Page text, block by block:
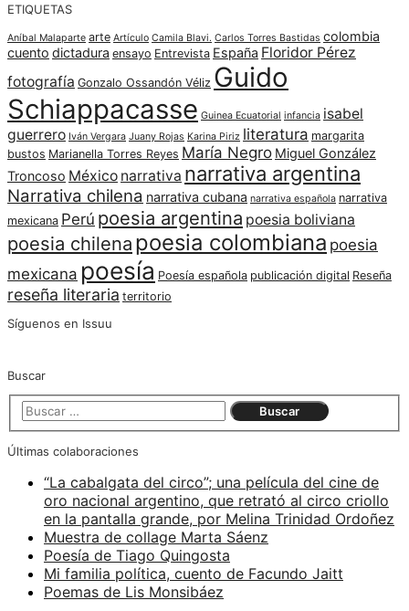
ETIQUETAS
Aníbal Malaparte arte Artículo Camila Blavi. Carlos Torres Bastidas colombia
cuento dictadura ensayo Entrevista España Floridor Pérez
fotografía Gonzalo Ossandón Véliz Guido
Schiappacasse Guinea Ecuatorial infancia isabel
guerrero Iván Vergara Juany Rojas Karina Piriz literatura margarita
bustos Marianella Torres Reyes María Negro Miguel González
Troncoso México narrativa narrativa argentina
Narrativa chilena narrativa cubana narrativa española narrativa
mexicana Perú poesia argentina poesia boliviana
poesia chilena poesia colombiana poesia
mexicana poesía Poesía española publicación digital Reseña
reseña literaria territorio
Síguenos en Issuu
Buscar
Últimas colaboraciones
“La cabalgata del circo”; una película del cine de
oro nacional argentino, que retrató al circo criollo
en la pantalla grande, por Melina Trinidad Ordoñez
Muestra de collage Marta Sáenz
Poesía de Tiago Quingosta
Mi familia política, cuento de Facundo Jaitt
Poemas de Lis Monsibáez